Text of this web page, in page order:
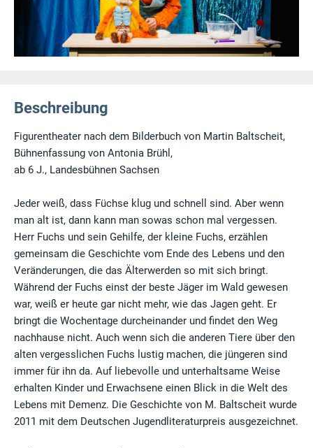
Beschreibung
Figurentheater nach dem Bilderbuch von Martin Baltscheit,
Bühnenfassung von Antonia Brühl,
ab 6 J., Landesbühnen Sachsen
Jeder weiß, dass Füchse klug und schnell sind. Aber wenn
man alt ist, dann kann man sowas schon mal vergessen.
Herr Fuchs und sein Gehilfe, der kleine Fuchs, erzählen
gemeinsam die Geschichte vom Ende des Lebens und den
Veränderungen, die das Älterwerden so mit sich bringt.
Während der Fuchs einst der beste Jäger im Wald gewesen
war, weiß er heute gar nicht mehr, wie das Jagen geht. Er
bringt die Wochentage durcheinander und findet den Weg
nachhause nicht. Auch wenn sich die anderen Tiere über den
alten vergesslichen Fuchs lustig machen, die jüngeren sind
immer für ihn da. Auf liebevolle und unterhaltsame Weise
erhalten Kinder und Erwachsene einen Blick in die Welt des
Lebens mit Demenz. Die Geschichte von M. Baltscheit wurde
2011 mit dem Deutschen Jugendliteraturpreis ausgezeichnet.